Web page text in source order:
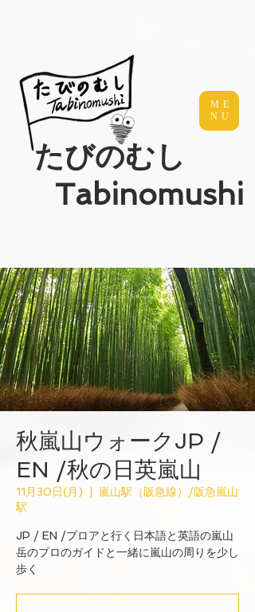
ME
NU
たびのむし
Tabinomushi
秋嵐山ウォークJP /
EN /秋の日英嵐山
11月30日(月)
嵐山駅（阪急線）/阪急嵐山
駅
JP / EN /プロアと行く日本語と英語の嵐山
岳のプロのガイドと一緒に嵐山の周りを少し
歩く